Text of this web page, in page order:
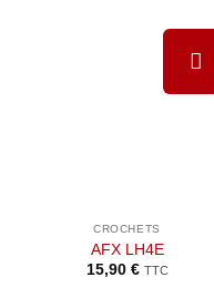
CROCHETS
AFX LH4E
15,90 € TTC